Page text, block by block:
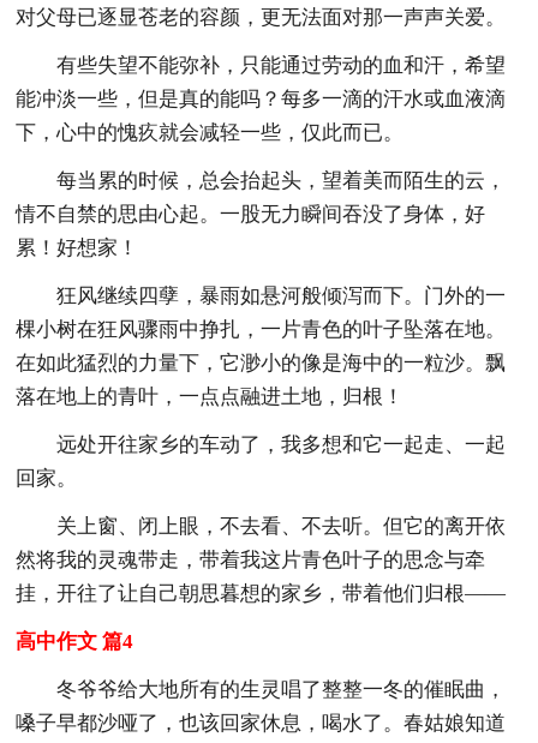
对父母已逐显苍老的容颜，更无法面对那一声声关爱。
有些失望不能弥补，只能通过劳动的血和汗，希望
能冲淡一些，但是真的能吗？每多一滴的汗水或血液滴
下，心中的愧疚就会减轻一些，仅此而已。
每当累的时候，总会抬起头，望着美而陌生的云，
情不自禁的思由心起。一股无力瞬间吞没了身体，好
累！好想家！
狂风继续四孽，暴雨如悬河般倾泻而下。门外的一
棵小树在狂风骤雨中挣扎，一片青色的叶子坠落在地。
在如此猛烈的力量下，它渺小的像是海中的一粒沙。飘
落在地上的青叶，一点点融进土地，归根！
远处开往家乡的车动了，我多想和它一起走、一起
回家。
关上窗、闭上眼，不去看、不去听。但它的离开依
然将我的灵魂带走，带着我这片青色叶子的思念与牵
挂，开往了让自己朝思暮想的家乡，带着他们归根——
高中作文 篇4
冬爷爷给大地所有的生灵唱了整整一冬的催眠曲，
嗓子早都沙哑了，也该回家休息，喝水了。春姑娘知道